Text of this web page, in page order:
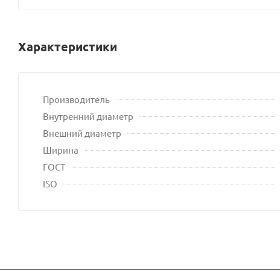
Характеристики
Производитель
Внутренний диаметр
Внешний диаметр
Ширина
ГОСТ
ISO